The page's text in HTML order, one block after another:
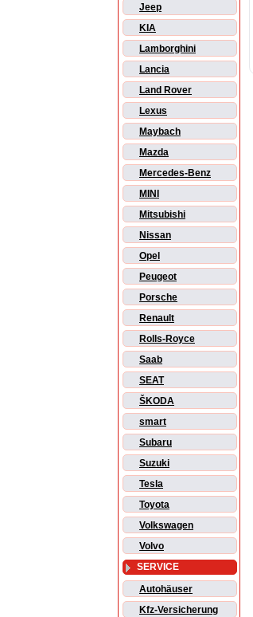
Jeep
KIA
Lamborghini
Lancia
Land Rover
Lexus
Maybach
Mazda
Mercedes-Benz
MINI
Mitsubishi
Nissan
Opel
Peugeot
Porsche
Renault
Rolls-Royce
Saab
SEAT
ŠKODA
smart
Subaru
Suzuki
Tesla
Toyota
Volkswagen
Volvo
SERVICE
Autohäuser
Kfz-Versicherung